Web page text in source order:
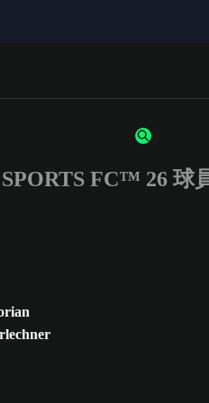
或數字 FC™ 26 球